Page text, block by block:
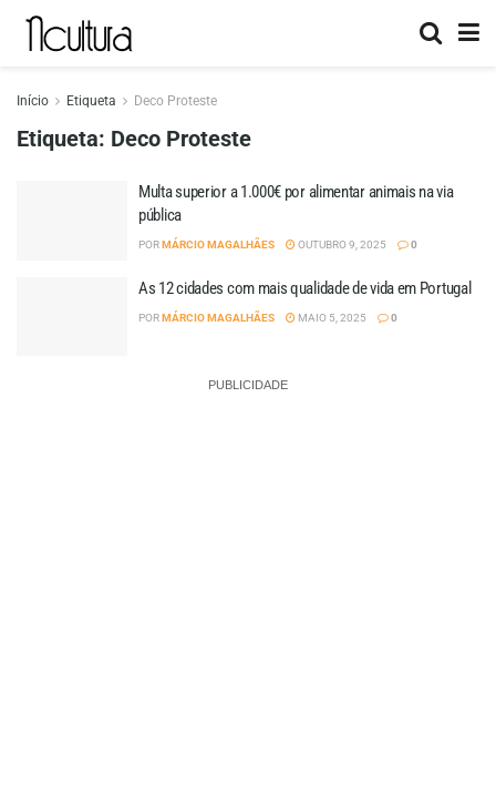
Início Etiqueta Deco Proteste
Etiqueta: Deco Proteste
Multa superior a 1.000€ por alimentar animais na via
pública
PORMÁRCIO MAGALHÃES OUTUBRO 9, 2025 0
As 12 cidades com mais qualidade de vida em Portugal
PORMÁRCIO MAGALHÃES MAIO 5, 2025 0
PUBLICIDADE